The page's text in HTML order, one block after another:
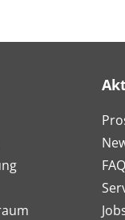
FAQ